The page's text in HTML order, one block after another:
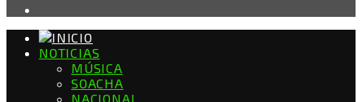
NOTICIAS
MÚSICA
SOACHA
NACIONAL